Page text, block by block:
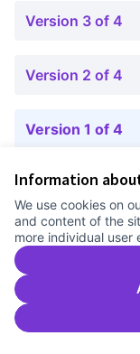
Information
We use cookies on
and content of the
more individual user
Version 3 of 4
Version 2 of 4
Version 1 of 4
Cookie settings
Comunitat
(External link)
Comunitat
(External link)
Comunitat
(External link)
English
Triar la llenguaElegir
(External link)
Website made with